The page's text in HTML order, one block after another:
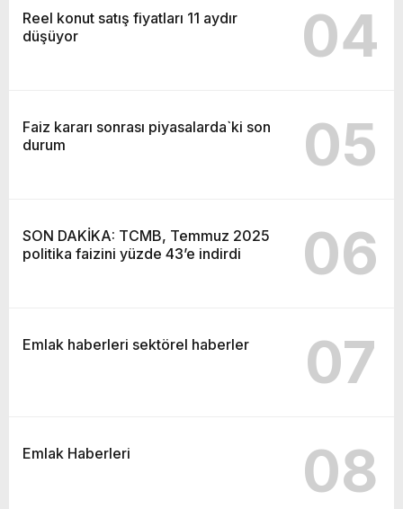
Reel konut satış fiyatları 11 aydır
düşüyor
04
Faiz kararı sonrası piyasalarda`ki son
durum
05
SON DAKİKA: TCMB, Temmuz 2025
politika faizini yüzde 43’e indirdi
06
Emlak haberleri sektörel haberler 07
Emlak Haberleri 08